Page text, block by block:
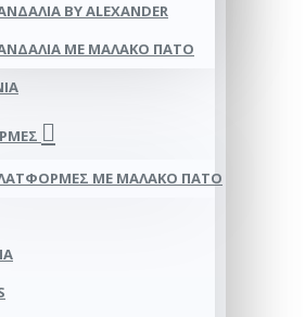
BY ALEXANDER
ΜΕ ΜΑΛΑΚΌ ΠΆΤΟ
ΜΕ ΜΑΛΑΚΟ ΠΑΤΟ